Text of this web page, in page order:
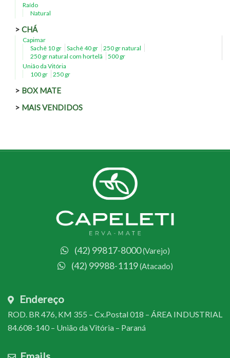
Raído
Natural
CHÁ
Capimar
Sachê 10 gr
Sachê 40 gr
250 gr natural
250 gr natural com hortelã
500 gr
União da Vitória
100 gr
250 gr
BOX MATE
MAIS VENDIDOS
(42) 99817-8000(Varejo)
(42) 99988-1119(Atacado)
Endereço
ROD. BR 476, KM 355 – Cx.Postal 018 – ÁREA INDUSTRIAL
84.608-140 – União da Vitória – Paraná